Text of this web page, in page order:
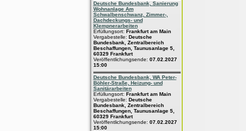
Deutsche Bundesbank, Sanierung
Wohnanlage Am
Schwalbenschwanz, Zimmer-,
Dachdeckungs- und
Klempnerarbeiten
Erfüllungsort: Frankfurt am Main
Vergabestelle: Deutsche
Bundesbank, Zentralbereich
Beschaffungen, Taunusanlage 5,
60329 Frankfurt
Veröffentlichungsende: 07.02.2027
15:00
Deutsche Bundesbank, WA Peter-
Böhler-Straße, Heizung- und
Sanitärarbeiten
Erfüllungsort: Frankfurt am Main
Vergabestelle: Deutsche
Bundesbank, Zentralbereich
Beschaffungen, Taunusanlage 5,
60329 Frankfurt
Veröffentlichungsende: 07.02.2027
15:00